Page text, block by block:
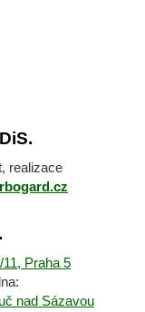
realizace
11, Praha 5
nad Sázavou